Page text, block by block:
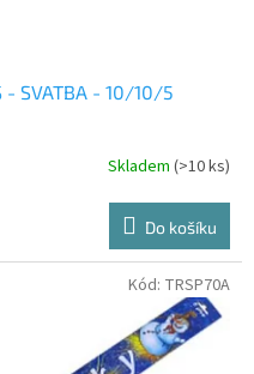
- SVATBA - 10/10/5
Skladem (>10 ks)
Do košíku
Kód: TRSP70A